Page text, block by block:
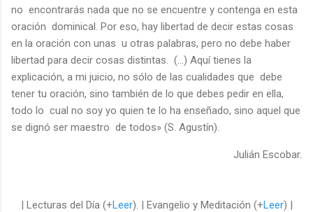
no encontrarás nada que no se encuentre y contenga en esta
oración dominical. Por eso, hay libertad de decir estas cosas
en la oración con unas u otras palabras, pero no debe haber
libertad para decir cosas distintas. (...) Aquí tienes la
explicación, a mi juicio, no sólo de las cualidades que debe
tener tu oración, sino también de lo que debes pedir en ella,
todo lo cual no soy yo quien te lo ha enseñado, sino aquel que
se dignó ser maestro de todos» (S. Agustín).
Julián Escobar.
| Lecturas del Día (+Leer). | Evangelio y Meditación (+Leer) |